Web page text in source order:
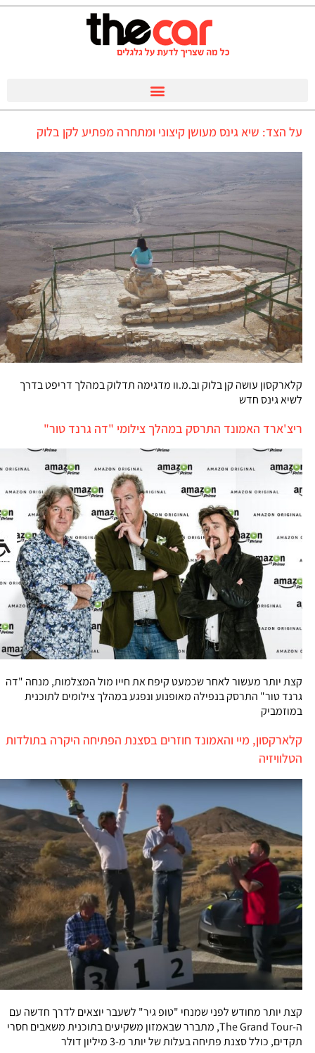
על הצד: שיא גינס מעושן קיצוני ומתחרה מפתיע לקן בלוק
קלארקסון עושה קן בלוק וב.מ.וו מדגימה תדלוק במהלך דריפט בדרך
לשיא גינס חדש
ריצ'ארד האמונד התרסק במהלך צילומי "דה גרנד טור"
קצת יותר מעשור לאחר שכמעט קיפח את חייו מול המצלמות, מנחה "דה
גרנד טור" התרסק בנפילה מאופנוע ונפגע במהלך צילומים לתוכנית
במוזמביק
קלארקסון, מיי והאמונד חוזרים בסצנת הפתיחה היקרה בתולדות
הטלוויזיה
קצת יותר מחודש לפני שמנחי "טופ גיר" לשעבר יוצאים לדרך חדשה עם
ה-The Grand Tour, מתברר שבאמזון משקיעים בתוכנית משאבים חסרי
תקדים, כולל סצנת פתיחה בעלות של יותר מ-3 מיליון דולר